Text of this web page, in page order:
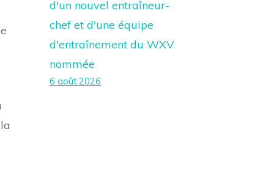
d'un nouvel entraîneur-
chef et d'une équipe
d'entraînement du WXV
nommée
6 août 2026